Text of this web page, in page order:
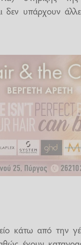
δεν υπάρχουν
κάτω από την